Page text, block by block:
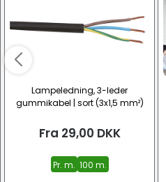
Lampeledning, 3-leder
gummikabel | sort (3x1,5 mm²)
Fra 29,00 DKK
Pr. m. 100 m.